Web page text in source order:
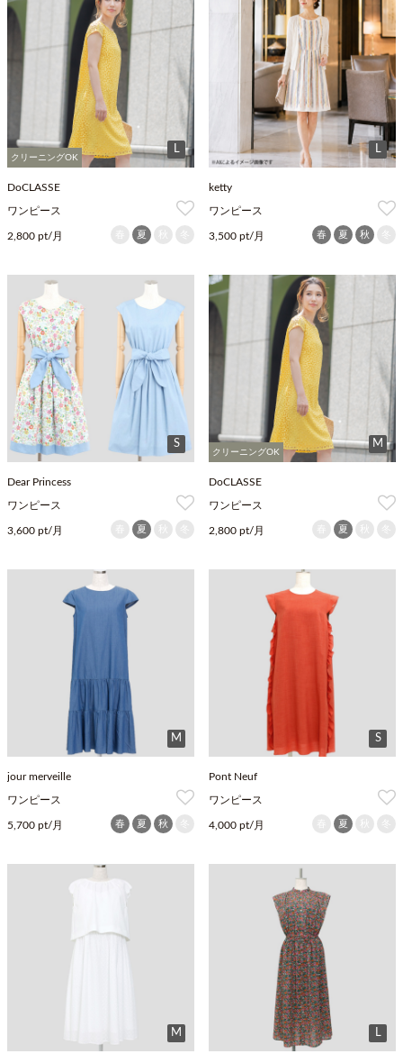
クリーニングOK
L
DoCLASSE
ワンピース
2,800 pt/月 夏
L
ketty
ワンピース
3,500 pt/月 春 夏 秋
S
Dear Princess
ワンピース
3,600 pt/月 夏
クリーニングOK
M
DoCLASSE
ワンピース
2,800 pt/月 夏
M
jour merveille
ワンピース
5,700 pt/月 春 夏 秋
S
Pont Neuf
ワンピース
4,000 pt/月 夏
M L